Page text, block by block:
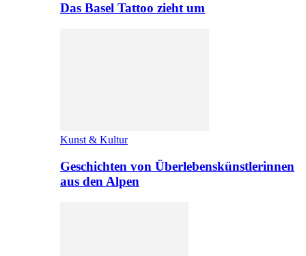
Das Basel Tattoo zieht um
Kunst & Kultur
Geschichten von Überlebenskünstlerinnen
aus den Alpen